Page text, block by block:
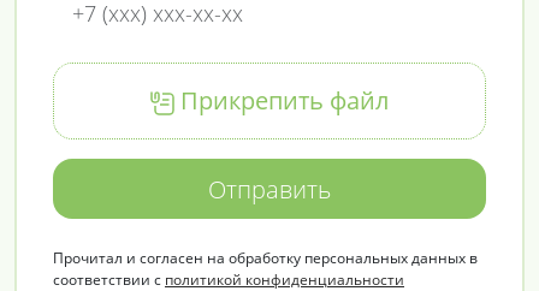
Прикрепить файл
Отправить
Прочитал и согласен на обработку персональных данных в
соответствии с политикой конфиденциальности